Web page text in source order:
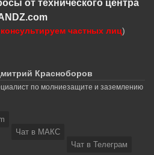
от технического центра
консультируем частных лиц)
Красноборов
по молниезащите и заземлению
Чат в МАКС
Чат в Телеграм